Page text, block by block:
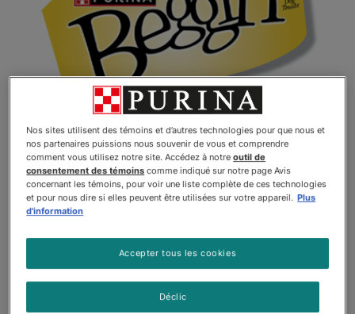
Beggin’
Les délicieuses gâteries pour chiens Beggin’ ont une
Voir la gamme
Nos sites utilisent des témoins et d’autres technologies pour que nous et
nos partenaires puissions nous souvenir de vous et comprendre
comment vous utilisez notre site. Accédez à notreoutil de
consentement des témoins comme indiqué sur notre page Avis
concernant les témoins, pour voir une liste complète de ces technologies
et pour nous dire si elles peuvent être utilisées sur votre appareil. Plus
d'information
Déclic
Accepter tous les cookies